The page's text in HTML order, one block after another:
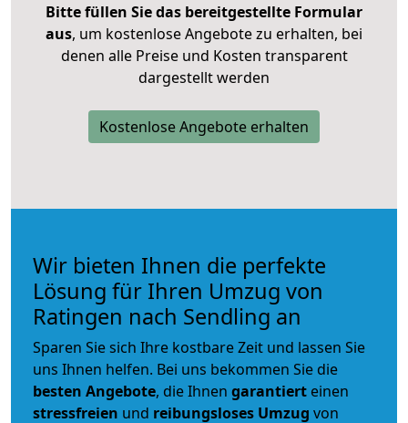
Bitte füllen Sie das bereitgestellte Formular
aus, um kostenlose Angebote zu erhalten, bei
denen alle Preise und Kosten transparent
dargestellt werden
Kostenlose Angebote erhalten
Wir bieten Ihnen die perfekte
Lösung für Ihren Umzug von
Ratingen nach Sendling an
Sparen Sie sich Ihre kostbare Zeit und lassen Sie
uns Ihnen helfen. Bei uns bekommen Sie die
besten Angebote, die Ihnen garantiert einen
stressfreien und reibungsloses Umzug von